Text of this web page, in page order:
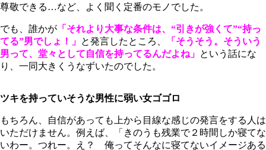
尊敬できる…など、よく聞く定番のモノでした。
でも、誰かが 「それより大事な条件は、“引きが強くて”“持っ
てる”男でしょ！」 と発言したところ、
「そうそう。そういう
男って、堂々として自信を持ってるんだよね」 という話にな
り、一同大きくうなずいたのでした。
ツキを持っていそうな男性に弱い女ゴゴロ
もちろん、自信があっても上から目線な感じの発言をする人は
いただけません。例えば、「きのうも残業で２時間しか寝てな
いわー。つれー。え？ 俺ってそんなに寝てないイメージある